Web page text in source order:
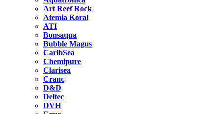
Art Reef Rock
Atemia Koral
ATI
Bonsaqua
Bubble Magus
CaribSea
Chemipure
Clarisea
Cranc
D&D
Deltec
DVH